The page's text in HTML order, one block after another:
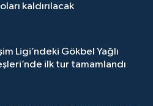
kaldırılacak
Ligi’ndeki Gökbel Yağlı
ilk tur tamamlandı